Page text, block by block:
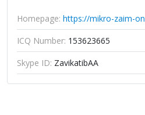
Homepage: https://mikro-zaim-
ICQ Number: 153623665
Skype ID: ZavikatibAA